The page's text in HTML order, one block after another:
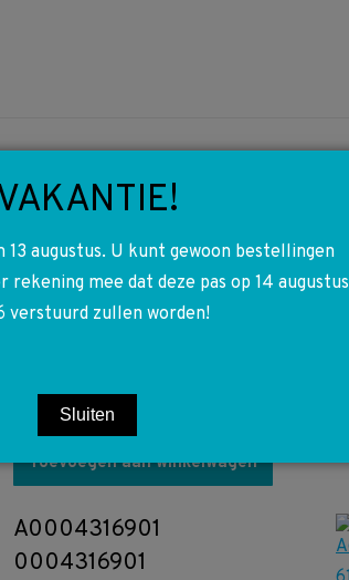
A0000101585
0000101585 Oliedop
olie dop W211 W204
6,50
Toevoegen aan winkelwagen
A0004316901
0004316901
augustus. U kunt gewoon bestellingen
rekening mee dat deze pas op 14 augustus
verstuurd zullen worden!
Sluiten